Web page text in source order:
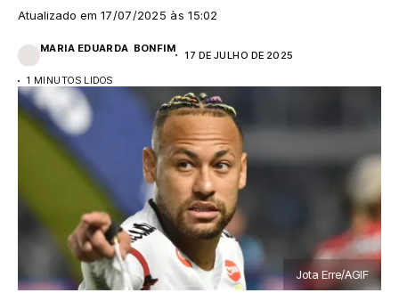
Atualizado em 17/07/2025 às 15:02
MARIA EDUARDA BONFIM
17 DE JULHO DE 2025
1 MINUTOS LIDOS
Jota Erre/AGIF